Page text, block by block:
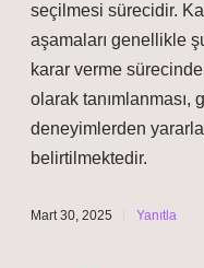
seçilmesi sürecidir.
aşamaları genellikle şu
karar verme
olarak
deneyimlerden
belirtilmektedir.
Mart 30, 2025 Yanıtla